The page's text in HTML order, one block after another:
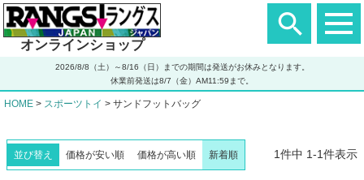
ヘ
ダ
エ
オンラインショップ
2026/8/8（土）～8/16（日）までの期間は発送がお休みとなります。
休業前発送は8/7（金）AM11:59まで。
HOME スポーツトイ サンドフットバッグ
並び替え 価格が安い順 価格が高い順 新着順 1件中 1-1件表示